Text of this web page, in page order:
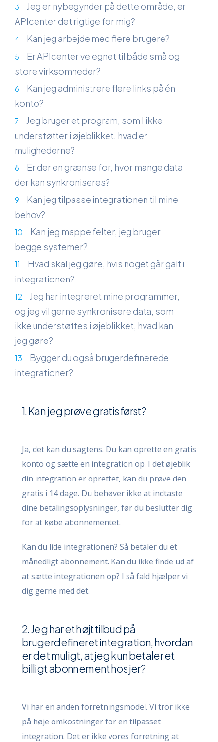
Jeg er nybegynder på dette område, er
APIcenter det rigtige for mig?
Kan jeg arbejde med flere brugere?
Er APIcenter velegnet til både små og
store virksomheder?
Kan jeg administrere flere links på én
konto?
Jeg bruger et program, som I ikke
understøtter i øjeblikket, hvad er
mulighederne?
Er der en grænse for, hvor mange data
der kan synkroniseres?
Kan jeg tilpasse integrationen til mine
behov?
Kan jeg mappe felter, jeg bruger i
begge systemer?
Hvad skal jeg gøre, hvis noget går galt i
integrationen?
Jeg har integreret mine programmer,
og jeg vil gerne synkronisere data, som
ikke understøttes i øjeblikket, hvad kan
jeg gøre?
Bygger du også brugerdefinerede
integrationer?
1. Kan jeg prøve gratis først?
Ja, det kan du sagtens. Du kan oprette en gratis
konto og sætte en integration op. I det øjeblik
din integration er oprettet, kan du prøve den
gratis i 14 dage. Du behøver ikke at indtaste
dine betalingsoplysninger, før du beslutter dig
for at købe abonnementet.
Kan du lide integrationen? Så betaler du et
månedligt abonnement. Kan du ikke finde ud af
at sætte integrationen op? I så fald hjælper vi
dig gerne med det.
2. Jeg har et højt tilbud på
brugerdefineret integration, hvordan
er det muligt, at jeg kun betaler et
billigt abonnement hos jer?
Vi har en anden forretningsmodel. Vi tror ikke
på høje omkostninger for en tilpasset
integration. Det er ikke vores forretning at